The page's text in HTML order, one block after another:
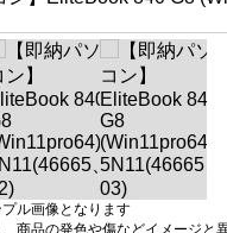
ル画像となります
商品の発色や傷などイメージと